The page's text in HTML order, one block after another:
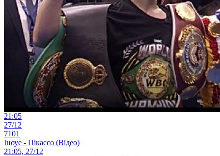
21:05
27/12
7101
Іноуе - Пікассо (Відео)
21:05, 27/12